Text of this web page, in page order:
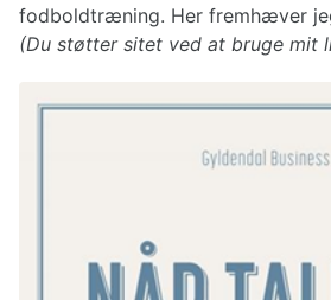
fodboldtræning. Her fremhæver
(Du støtter sitet ved at bruge mit